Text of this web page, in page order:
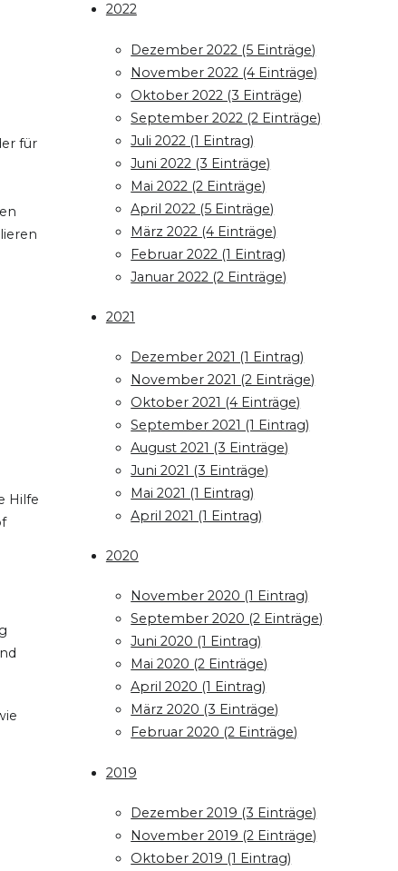
für
Hilfe
2022
Dezember 2022 (5 Einträge)
November 2022 (4 Einträge)
Oktober 2022 (3 Einträge)
September 2022 (2 Einträge)
Juli 2022 (1 Eintrag)
Juni 2022 (3 Einträge)
Mai 2022 (2 Einträge)
April 2022 (5 Einträge)
März 2022 (4 Einträge)
Februar 2022 (1 Eintrag)
Januar 2022 (2 Einträge)
2021
Dezember 2021 (1 Eintrag)
November 2021 (2 Einträge)
Oktober 2021 (4 Einträge)
September 2021 (1 Eintrag)
August 2021 (3 Einträge)
Juni 2021 (3 Einträge)
Mai 2021 (1 Eintrag)
April 2021 (1 Eintrag)
2020
November 2020 (1 Eintrag)
September 2020 (2 Einträge)
Juni 2020 (1 Eintrag)
Mai 2020 (2 Einträge)
April 2020 (1 Eintrag)
März 2020 (3 Einträge)
Februar 2020 (2 Einträge)
2019
Dezember 2019 (3 Einträge)
November 2019 (2 Einträge)
Oktober 2019 (1 Eintrag)